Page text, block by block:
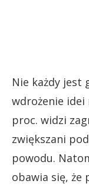
Nie każdy jest
wdrożenie idei
proc. widzi
zwiększani
powodu.
obawia się, że